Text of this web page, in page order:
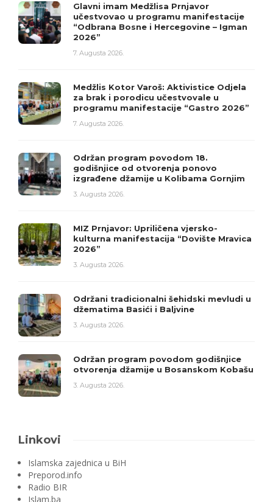
Glavni imam Medžlisa Prnjavor
učestvovao u programu manifestacije
“Odbrana Bosne i Hercegovine – Igman
2026”
7. Augusta 2026.
Medžlis Kotor Varoš: Aktivistice Odjela
za brak i porodicu učestvovale u
programu manifestacije “Gastro 2026”
7. Augusta 2026.
Održan program povodom 18.
godišnjice od otvorenja ponovo
izgrađene džamije u Kolibama Gornjim
3. Augusta 2026.
MIZ Prnjavor: Upriličena vjersko-
kulturna manifestacija “Dovište Mravica
2026”
3. Augusta 2026.
Održani tradicionalni šehidski mevludi u
džematima Basići i Baljvine
3. Augusta 2026.
Održan program povodom godišnjice
otvorenja džamije u Bosanskom Kobašu
3. Augusta 2026.
Linkovi
Islamska zajednica u BiH
Preporod.info
Radio BIR
Islam.ba